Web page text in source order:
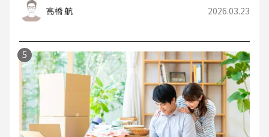
高橋 航 2026.03.23